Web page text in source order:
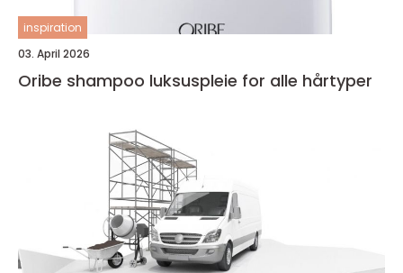
inspiration
03. April 2026
Oribe shampoo luksuspleie for alle hårtyper